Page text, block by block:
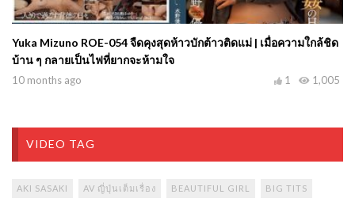
Yuka Mizuno ROE-054 จืดคุงสุดห้าวบักต้าวติดแม่ | เมื่อความใกล้ชิด
บ้าน ๆ กลายเป็นไฟที่ยากจะห้ามใจ
10 months ago 1,005
1
VIDEO TAG
AKI SASAKI AV ญี่ปุ่นเต็มเรื่อง BEAUTIFUL GIRL BIG TITS